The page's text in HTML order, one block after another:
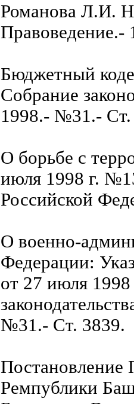
Романова Л.И.
Бюджетный
Собрание
1998.- №31.- Ст.
О борьбе с
июля 1998 г.
Российской
О военно-
Федерации:
от 27 июля
№31.- Ст. 3839.
Постановление
Ремпублики